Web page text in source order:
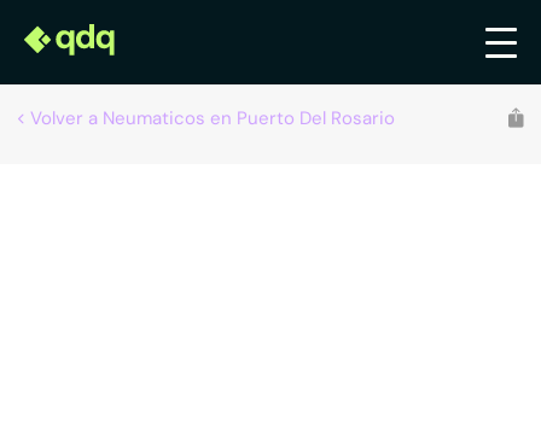
Volver a Neumaticos en Puerto Del Rosario